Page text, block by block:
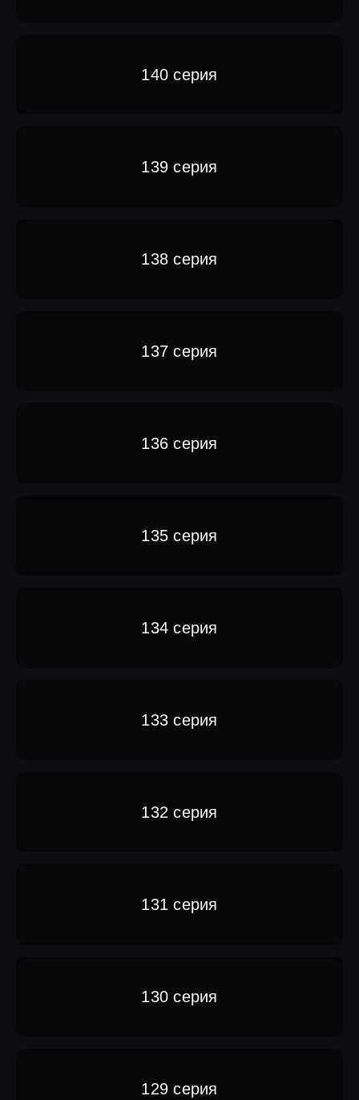
140 серия
139 серия
138 серия
137 серия
136 серия
135 серия
134 серия
133 серия
132 серия
131 серия
130 серия
129 серия